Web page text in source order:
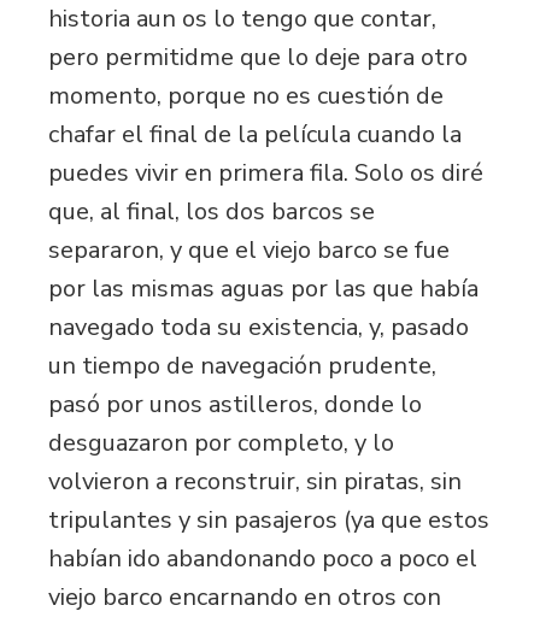
historia aun os lo tengo que contar,
pero permitidme que lo deje para otro
momento, porque no es cuestión de
chafar el final de la película cuando la
puedes vivir en primera fila. Solo os diré
que, al final, los dos barcos se
separaron, y que el viejo barco se fue
por las mismas aguas por las que había
navegado toda su existencia, y, pasado
un tiempo de navegación prudente,
pasó por unos astilleros, donde lo
desguazaron por completo, y lo
volvieron a reconstruir, sin piratas, sin
tripulantes y sin pasajeros (ya que estos
habían ido abandonando poco a poco el
viejo barco encarnando en otros con